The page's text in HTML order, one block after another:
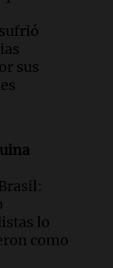
sus
lo
como